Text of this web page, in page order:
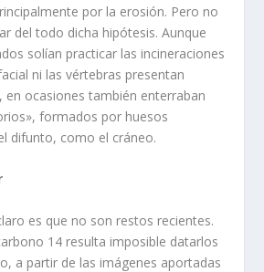
por la erosión. Pero no
del todo dicha hipótesis. Aunque
solían practicar las incineraciones
ni las vértebras presentan
en ocasiones también enterraban
formados por huesos
difunto, como el cráneo.
es que no son restos recientes.
14 resulta imposible datarlos
a partir de las imágenes aportadas